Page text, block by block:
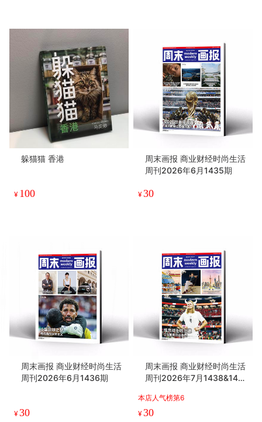
躲猫猫 香港
¥ 100
周末画报 商业财经时尚生活
周刊2026年6月1435期
¥30
周末画报 商业财经时尚生活
周刊2026年6月1436期
¥30
周末画报 商业财经时尚生活
周刊2026年7月1438&143
本店人气榜第6
¥30